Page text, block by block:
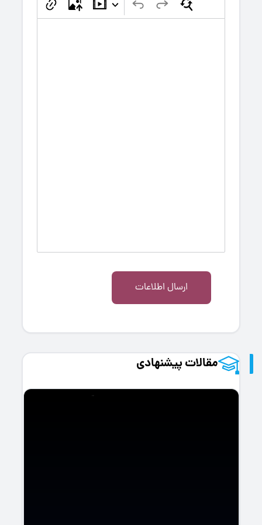
ارسال اطلاعات
مقالات پیشنهادی